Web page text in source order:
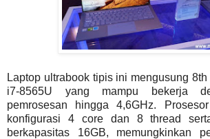
Laptop ultrabook tipis ini mengusung
i7-8565U yang mampu bekerja
pemrosesan hingga 4,6GHz.
konfigurasi 4 core dan 8 thread
berkapasitas 16GB, memungkinkan